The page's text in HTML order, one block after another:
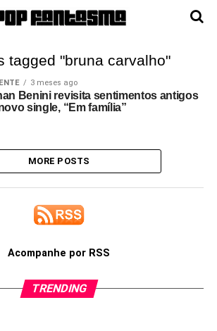
tagged "bruna carvalho"
3 meses ago
Benini revisita sentimentos antigos
single, “Em família”
MORE POSTS
Acompanhe por RSS
TRENDING